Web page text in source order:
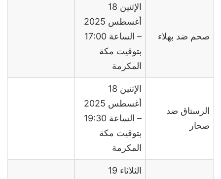
صحم ضد بهلاء
الإثنين 18
أغسطس 2025
– الساعة 17:00
بتوقيت مكة
المكرمة
الرستاق ضد
صحار
الإثنين 18
أغسطس 2025
– الساعة 19:30
بتوقيت مكة
المكرمة
الثلاثاء 19